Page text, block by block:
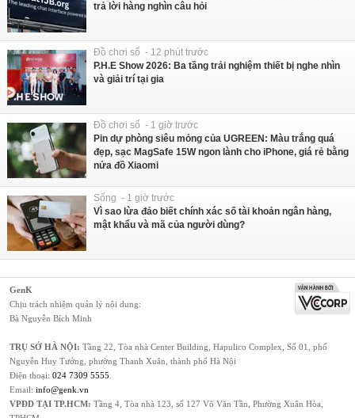
trả lời hàng nghìn câu hỏi
Đồ chơi số - 12 phút trước
P.H.E Show 2026: Ba tầng trải nghiệm thiết bị nghe nhìn
và giải trí tại gia
Đồ chơi số - 1 giờ trước
Pin dự phòng siêu mỏng của UGREEN: Màu trắng quá
đẹp, sạc MagSafe 15W ngon lành cho iPhone, giá rẻ bằng
nửa đồ Xiaomi
Sống - 1 giờ trước
Vì sao lừa đảo biết chính xác số tài khoản ngân hàng,
mật khẩu và mã của người dùng?
GenK
Chịu trách nhiệm quản lý nội dung:
Bà Nguyễn Bích Minh
TRỤ SỞ HÀ NỘI: Tầng 22, Tòa nhà Center Building, Hapulico Complex, Số 01, phố
Nguyễn Huy Tưởng, phường Thanh Xuân, thành phố Hà Nội
Điện thoại: 024 7309 5555
Email: info@genk.vn
VPĐD TẠI TP.HCM: Tầng 4, Tòa nhà 123, số 127 Võ Văn Tần, Phường Xuân Hòa,